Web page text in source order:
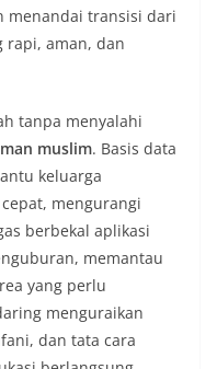
menandai transisi dari
rapi, aman, dan
tanpa menyalahi
muslim. Basis data
keluarga
mengurangi
berbekal aplikasi
memantau
yang perlu
menguraikan
dan tata cara